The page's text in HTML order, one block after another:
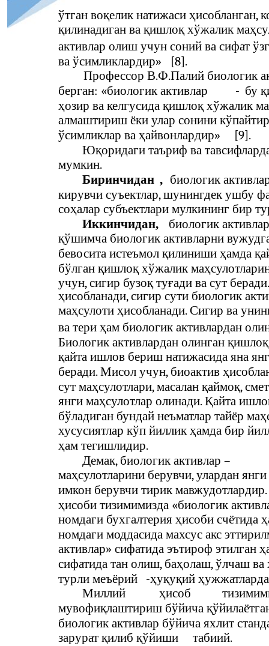
ўтган воқелик натижаси ҳисобланган,
қилинадиган ва қишлоқ хўжалик
активлар олиш учун соний ва сифат
ва ўсимликлардир»
[8].
Профессор В.Ф.Палий биологик
берган: «биологик активлар
- бу
ҳозир ва келгусида қишлоқ хўжалик
алмаштириш ёки улар сонини
ўсимликлар ва ҳайвонлардир»
[9].
Юқоридаги таъриф ва
мумкин.
Биринчидан , биологик
кирувчи суъектлар, шунингдек ушбу
соҳалар субъектлари мулкининг бир
Иккинчидан,
биологик
қўшимча биологик активларни
бевосита истеъмол қилиниши ҳамда
бўлган қишлоқ хўжалик
учун, сигир бузоқ туғади ва сут
ҳисобланади, сигир сути биологик
маҳсулоти ҳисобланади. Сигир ва
ва тери ҳам биологик активлардан
Биологик активлардан олинган
қайта ишлов бериш натижасида яна
беради. Мисол учун, биоактив
сут маҳсулотлари, масалан қаймоқ,
янги маҳсулотлар олинади. Қайта
бўладиган бундай неъматлар тайёр
хусусиятлар кўп йиллик ҳамда бир
ҳам тегишлидир.
Демак, биологик активлар –
маҳсулотларини берувчи, улардан
имкон берувчи тирик
ҳисоби тизимимизда «биологик
номдаги бухгалтерия ҳисоби
номдаги моддасида махсус акс
активлар» сифатида эътироф этилган
сифатида тан олиш, баҳолаш, ўлчаш
турли меъёрий
-ҳуқуқий
Миллий
ҳисоб
мувофиқлаштириш бўйича
биологик активлар бўйича яхлит
зарурат қилиб қўйиши
табиий.